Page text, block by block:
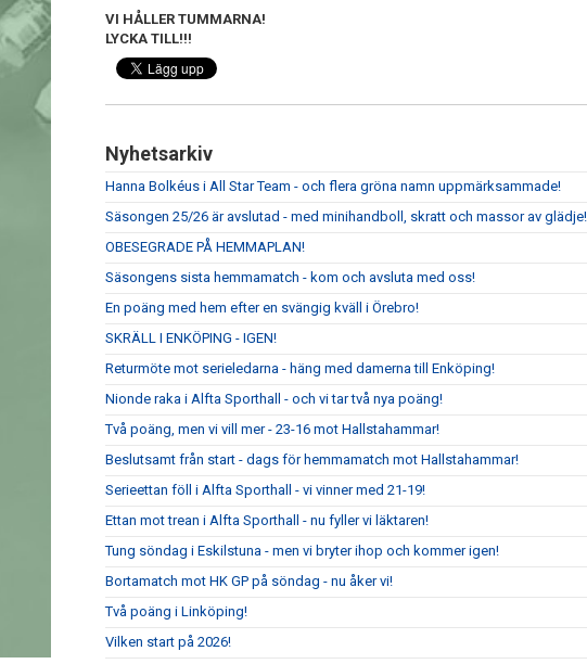
VI HÅLLER TUMMARNA!
LYCKA TILL!!!
Nyhetsarkiv
Hanna Bolkéus i All Star Team - och flera gröna namn uppmärksammade!
Säsongen 25/26 är avslutad - med minihandboll, skratt och massor av glädje!
OBESEGRADE PÅ HEMMAPLAN!
Säsongens sista hemmamatch - kom och avsluta med oss!
En poäng med hem efter en svängig kväll i Örebro!
SKRÄLL I ENKÖPING - IGEN!
Returmöte mot serieledarna - häng med damerna till Enköping!
Nionde raka i Alfta Sporthall - och vi tar två nya poäng!
Två poäng, men vi vill mer - 23-16 mot Hallstahammar!
Beslutsamt från start - dags för hemmamatch mot Hallstahammar!
Serieettan föll i Alfta Sporthall - vi vinner med 21-19!
Ettan mot trean i Alfta Sporthall - nu fyller vi läktaren!
Tung söndag i Eskilstuna - men vi bryter ihop och kommer igen!
Bortamatch mot HK GP på söndag - nu åker vi!
Två poäng i Linköping!
Vilken start på 2026!